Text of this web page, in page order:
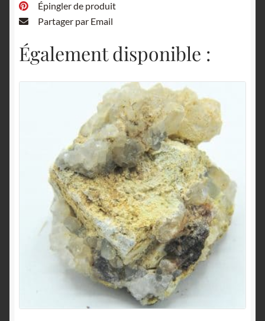
Épingler de produit
Partager par Email
Également disponible :